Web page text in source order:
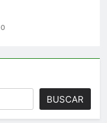
0
BUSCAR